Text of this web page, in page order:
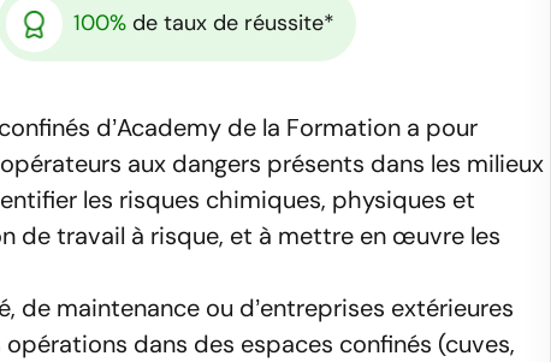
100% de taux de réussite*
d’Academy de la Formation a pour
aux dangers présents dans les milieux
les risques chimiques, physiques et
de travail à risque, et à mettre en œuvre les
de maintenance ou d’entreprises extérieures
dans des espaces confinés (cuves,